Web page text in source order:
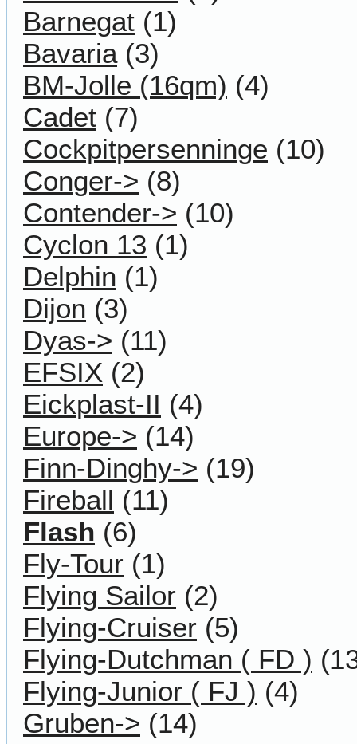
Barnegat (1)
Bavaria (3)
BM-Jolle (16qm) (4)
Cadet (7)
Cockpitpersenninge (10)
Conger-> (8)
Contender-> (10)
Cyclon 13 (1)
Delphin (1)
Dijon (3)
Dyas-> (11)
EFSIX (2)
Eickplast-II (4)
Europe-> (14)
Finn-Dinghy-> (19)
Fireball (11)
Flash (6)
Fly-Tour (1)
Flying Sailor (2)
Flying-Cruiser (5)
Flying-Dutchman ( FD )
Flying-Junior ( FJ ) (4)
Gruben-> (14)